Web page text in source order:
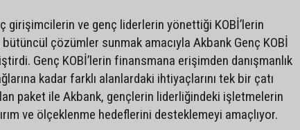
girişimcilerin ve genç liderlerin yönettiği KOBİ’lerin
çözümler sunmak amacıyla Akbank Genç KOBİ
Genç KOBİ’lerin finansmana erişimden danışmanlık
kadar farklı alanlardaki ihtiyaçlarını tek bir çatı
paket ile Akbank, gençlerin liderliğindeki işletmelerin
ve ölçeklenme hedeflerini desteklemeyi amaçlıyor.